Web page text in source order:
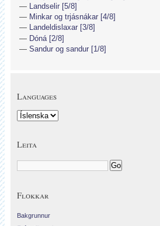
Landselir [5/8]
Minkar og trjásnákar [4/8]
Landeldislaxar [3/8]
Dóná [2/8]
Sandur og sandur [1/8]
Languages
Leita
Flokkar
Bakgrunnur